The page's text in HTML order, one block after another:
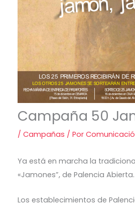
Campaña 50
/ Campañas / Por
Ya está en marcha la
«Jamones”, de Palencia Abierta.
Los establecimientos de